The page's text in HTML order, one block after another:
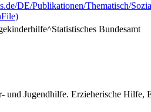
DE/Publikationen/Thematisch/
Bundesamt
und Jugendhilfe. Erzieherische